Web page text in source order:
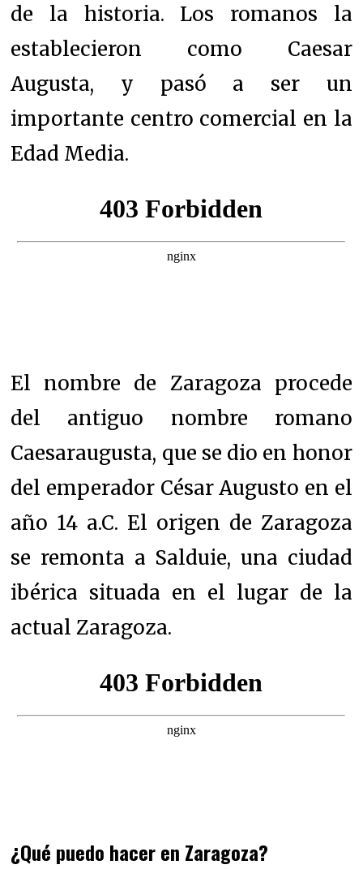
de la historia. Los romanos la
establecieron como Caesar
Augusta, y pasó a ser un
importante centro comercial en la
Edad Media.
El nombre de Zaragoza procede
del antiguo nombre romano
Caesaraugusta, que se dio en honor
del emperador César Augusto en el
año 14 a.C. El origen de Zaragoza
se remonta a Salduie, una ciudad
ibérica situada en el lugar de la
actual Zaragoza.
¿Qué puedo hacer en Zaragoza?